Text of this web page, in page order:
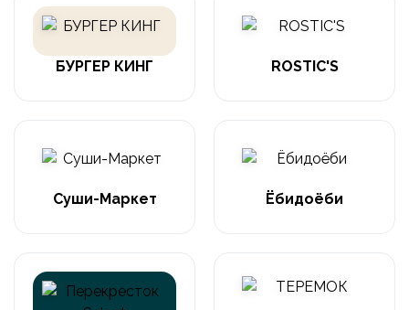
БУРГЕР КИНГ ROSTIC'S
Суши-Маркет Ёбидоёби